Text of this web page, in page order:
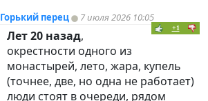
Горький перец 7 июля 2026 10:05
+1
Лет 20 назад,
окрестности одного из
монастырей, лето, жара, купель
(точнее, две, но одна не работает)
люди стоят в очереди, рядом